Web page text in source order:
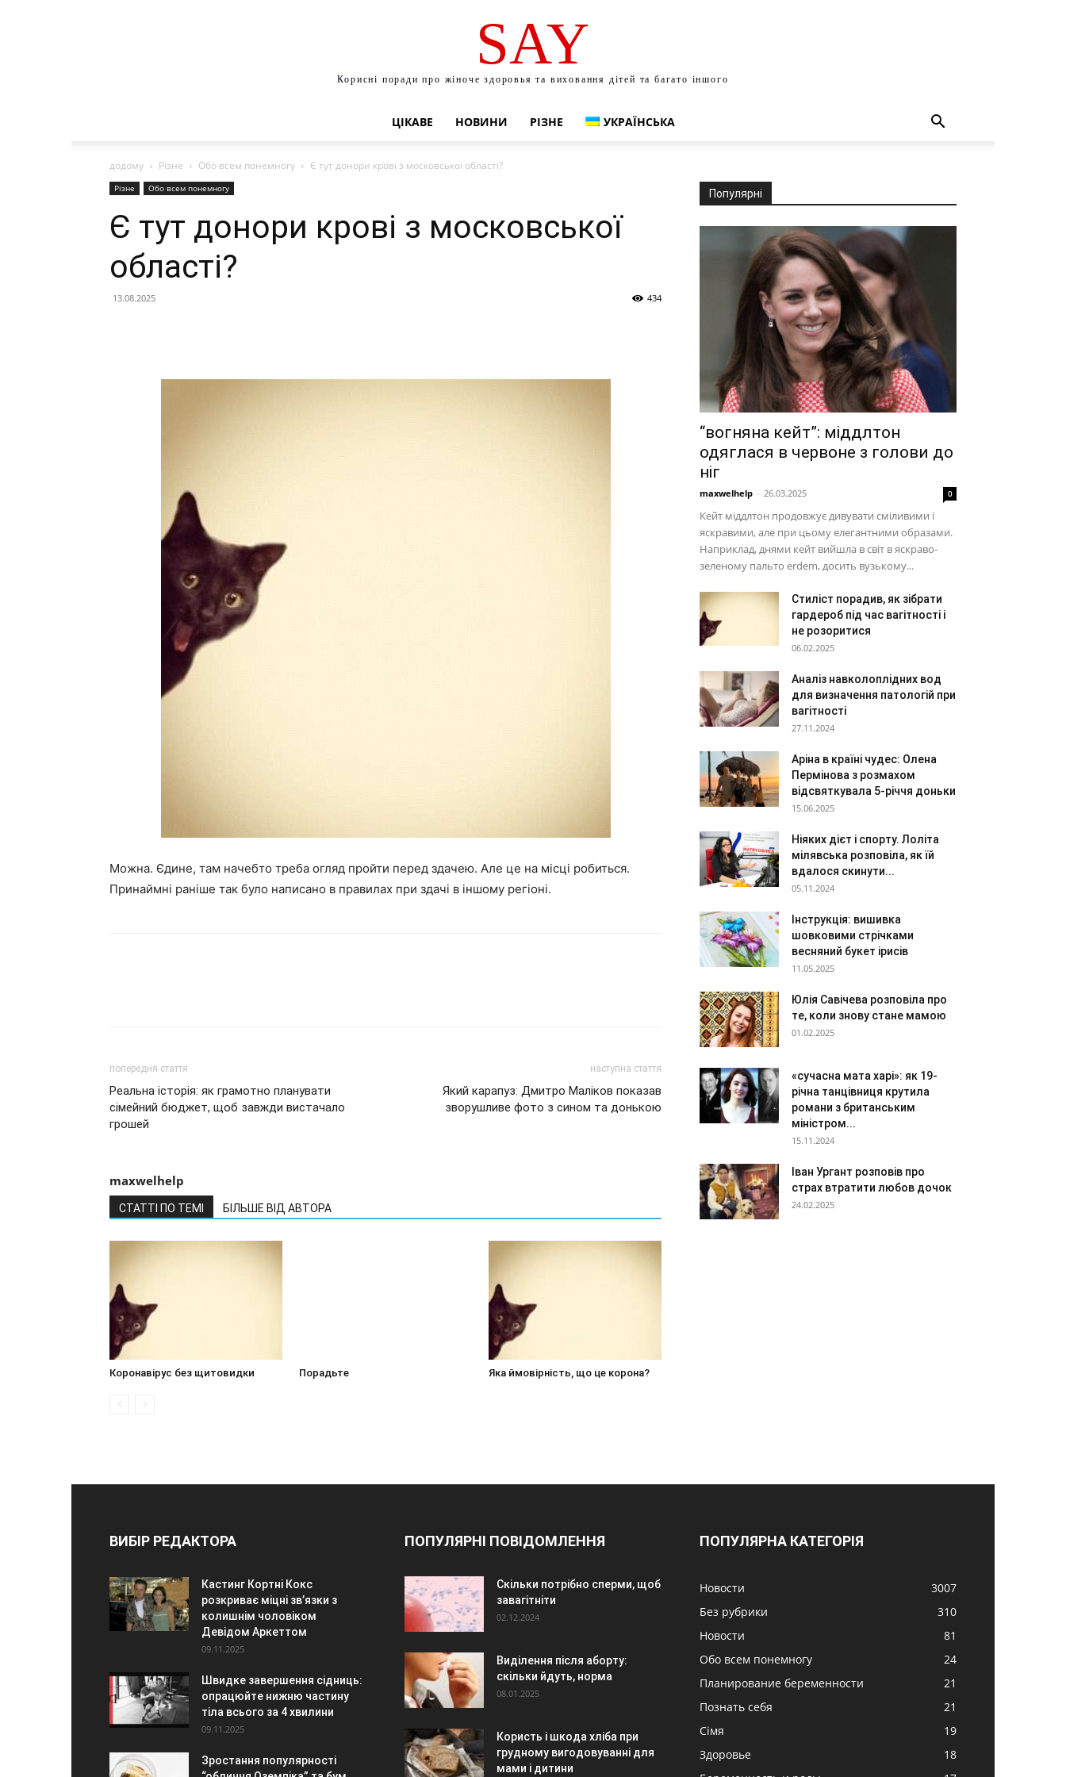
SAY
Корисні поради про жіноче здоровья та виховання дітей та багато іншого
ЦІКАВЕ НОВИНИ РІЗНЕ УКРАЇНСЬКА
додому Різне Обо всем понемногу Є тут донори крові з московської області?
Різне Обо всем понемногу
Є тут донори крові з московської
області?
13.08.2025 434
Можна. Єдине, там начебто треба огляд пройти перед здачею. Але це на місці робиться.
Принаймні раніше так було написано в правилах при здачі в іншому регіоні.
попередня стаття
Реальна історія: як грамотно планувати
сімейний бюджет, щоб завжди вистачало
грошей
наступна стаття
Який карапуз: Дмитро Маліков показав
зворушливе фото з сином та донькою
maxwelhelp
СТАТТІ ПО ТЕМІ БІЛЬШЕ ВІД АВТОРА
Коронавірус без щитовидки Порадьте Яка ймовірність, що це корона?
Популярні
“вогняна кейт”: міддлтон
одяглася в червоне з голови до
ніг
maxwelhelp - 26.03.2025 0
Кейт міддлтон продовжує дивувати сміливими і
яскравими, але при цьому елегантними образами.
Наприклад, днями кейт вийшла в світ в яскраво-
зеленому пальто erdem, досить вузькому...
Стиліст порадив, як зібрати
гардероб під час вагітності і
не розоритися
06.02.2025
Аналіз навколоплідних вод
для визначення патологій при
вагітності
27.11.2024
Аріна в країні чудес: Олена
Пермінова з розмахом
відсвяткувала 5-річчя доньки
15.06.2025
Ніяких дієт і спорту. Лоліта
мілявська розповіла, як їй
вдалося скинути...
05.11.2024
Інструкція: вишивка
шовковими стрічками
весняний букет ірисів
11.05.2025
Юлія Савічева розповіла про
те, коли знову стане мамою
01.02.2025
«сучасна мата харі»: як 19-
річна танцівниця крутила
романи з британським
міністром...
15.11.2024
Іван Ургант розповів про
страх втратити любов дочок
24.02.2025
ВИБІР РЕДАКТОРА
Кастинг Кортні Кокс
розкриває міцні зв’язки з
колишнім чоловіком
Девідом Аркеттом
09.11.2025
Швидке завершення сідниць:
опрацюйте нижню частину
тіла всього за 4 хвилини
09.11.2025
Зростання популярності
ПОПУЛЯРНІ ПОВІДОМЛЕННЯ
Скільки потрібно сперми, щоб
завагітніти
02.12.2024
Виділення після аборту:
скільки йдуть, норма
08.01.2025
Користь і шкода хліба при
грудному вигодовуванні для
мами і дитини
ПОПУЛЯРНА КАТЕГОРІЯ
Новости
3007
Без рубрики
310
Новости
81
Обо всем понемногу
24
Планирование беременности
21
Познать себя
21
Сімя
19
Здоровье
18